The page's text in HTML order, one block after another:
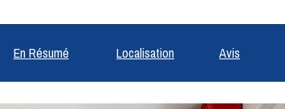
En Résumé Localisation Avis